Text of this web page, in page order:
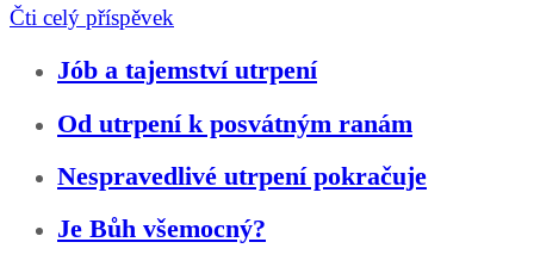
Čti celý příspěvek
Jób a tajemství utrpení
Od utrpení k posvátným ranám
Nespravedlivé utrpení pokračuje
Je Bůh všemocný?